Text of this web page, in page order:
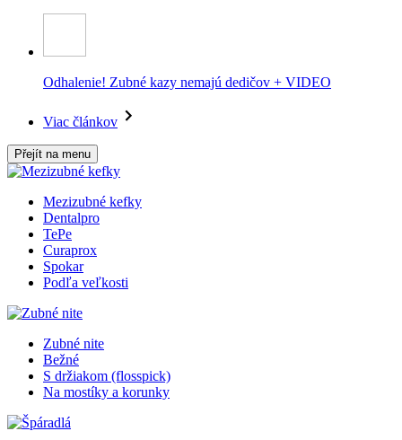
Odhalenie! Zubné kazy nemajú dedičov + VIDEO
Viac článkov
Přejít na menu
Mezizubné kefky
Dentalpro
TePe
Curaprox
Spokar
Podľa veľkosti
Zubné nite
Bežné
S držiakom (flosspick)
Na mostíky a korunky